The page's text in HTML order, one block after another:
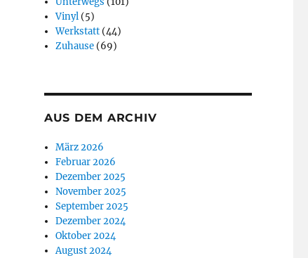
Vinyl (5)
Werkstatt (44)
Zuhause (69)
AUS DEM ARCHIV
März 2026
Februar 2026
Dezember 2025
November 2025
September 2025
Dezember 2024
Oktober 2024
August 2024